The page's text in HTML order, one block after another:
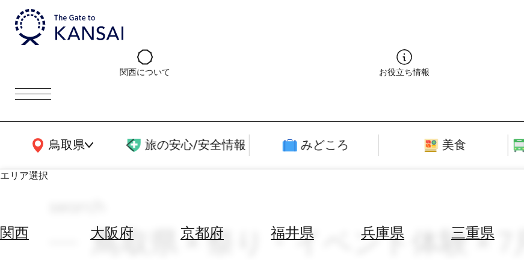
関西について お役立ち情報
鳥取県
関西広域MAP 旅の安心/安全情報 みどころ 美食
エリア選択
関西 大阪府 京都府 福井県 兵庫県 三重県
鳥取県 × 祭り・イベント体験 × 7月